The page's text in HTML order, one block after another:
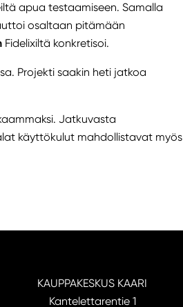
apua testaamiseen. Samalla
osaltaan pitämään
Fidelixiltä konkretisoi.
Projekti saakin heti jatkoa
Jatkuvasta
käyttökulut mahdollistavat myös
KAUPPAKESKUS KAARI
Kantelettarentie 1